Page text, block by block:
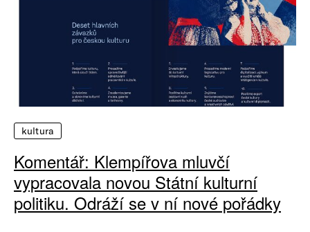
kultura
Komentář: Klempířova mluvčí
vypracovala novou Státní kulturní
politiku. Odráží se v ní nové pořádky